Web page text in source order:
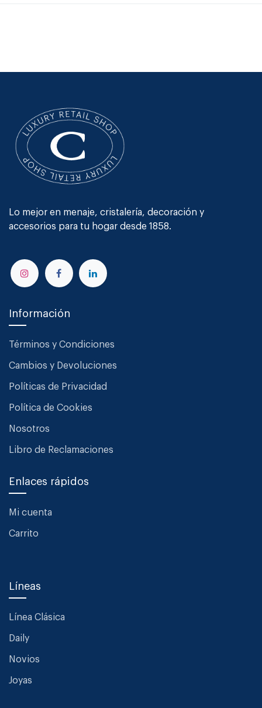
Lo mejor en menaje, cristalería, decoración y
accesorios para tu hogar desde 1858.
Información
Términos y Condiciones
Cambios y Devoluciones
Políticas de Privacidad
Política de Cookies
Nosotros
Libro de Reclamaciones
Enlaces rápidos
Mi cuenta
Carrito
Líneas
Línea Clásica
Daily
Novios
Joyas